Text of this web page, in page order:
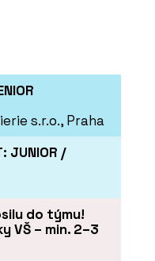
s.r.o., Praha
JUNIOR /
do týmu!
VŠ – min. 2–3